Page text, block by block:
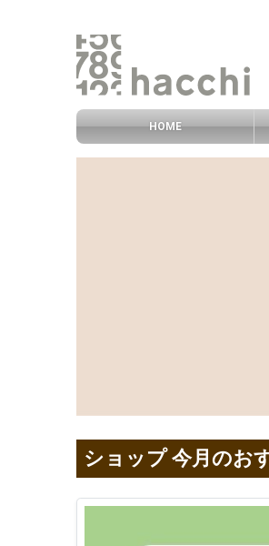
グローバルナビ HOME
ショップ 今月のお